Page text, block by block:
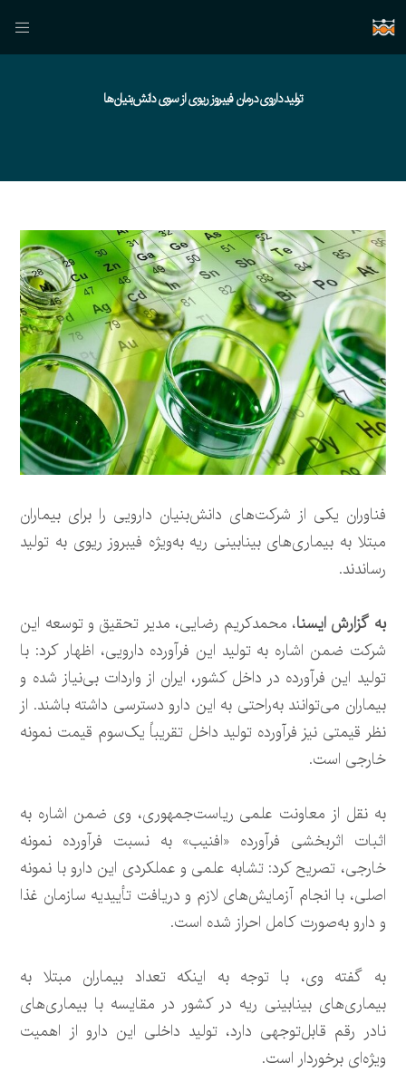
تولید داروی درمان فیبروز ریوی از سوی دانش‌بنیان‌ها
فناوران یکی از شرکت‌های دانش‌بنیان دارویی را برای بیماران
مبتلا به بیماری‌های بینابینی ریه به‌ویژه فیبروز ریوی به تولید
رساندند.
به گزارش ایسنا، محمدکریم رضایی، مدیر تحقیق و توسعه این
شرکت ضمن اشاره به تولید این فرآورده دارویی، اظهار کرد: با
تولید این فرآورده در داخل کشور، ایران از واردات بی‌نیاز شده و
بیماران می‌توانند به‌راحتی به این دارو دسترسی داشته باشند. از
نظر قیمتی نیز فرآورده تولید داخل تقریباً یک‌سوم قیمت نمونه
خارجی است.
به نقل از معاونت علمی ریاست‌جمهوری، وی ضمن اشاره به
اثبات اثربخشی فرآورده «افنیب» به نسبت فرآورده نمونه
خارجی، تصریح کرد: تشابه علمی و عملکردی این دارو با نمونه
اصلی، با انجام آزمایش‌های لازم و دریافت تأییدیه سازمان غذا
و دارو به‌صورت کامل احراز شده است.
به گفته وی، با توجه به این‍که تعداد بیماران مبتلا به
بیماری‌های بینابینی ریه در کشور در مقایسه با بیماری‌های
نادر رقم قابل‌توجهی دارد، تولید داخلی این دارو از اهمیت
ویژه‌ای برخوردار است.